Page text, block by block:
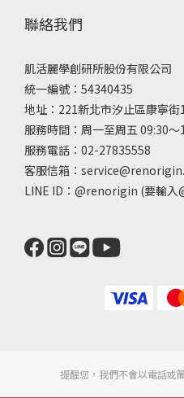
聯絡我們
肌活麗學創研所股份有限公司
統一編號：54340435
地址：221新北市汐止區康寧
服務時間：周一至周五 09:30～
服務電話：02-27835558
客服信箱：
LINE ID： @renorigin (要輸入
提醒您，我們不會以電話或